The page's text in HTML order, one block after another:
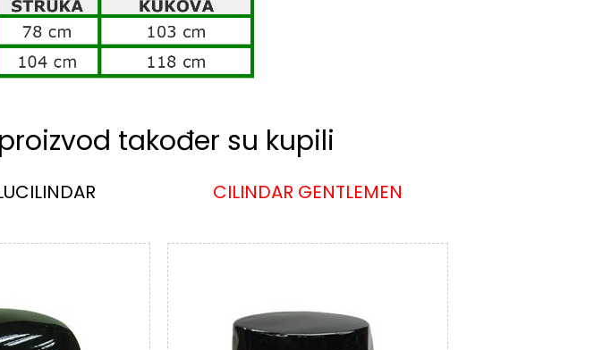
također su kupili
CILINDAR GENTLEMEN